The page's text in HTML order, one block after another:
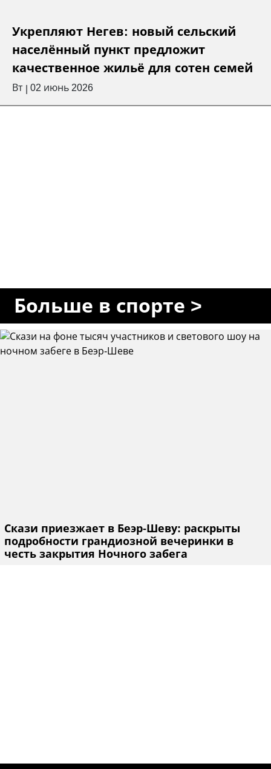
Укрепляют Негев: новый сельский
населённый пункт предложит
качественное жильё для сотен семей
Вт 02 июнь 2026
Больше в спорте >
Скази приезжает в Беэр-Шеву: раскрыты
подробности грандиозной вечеринки в
честь закрытия Ночного забега